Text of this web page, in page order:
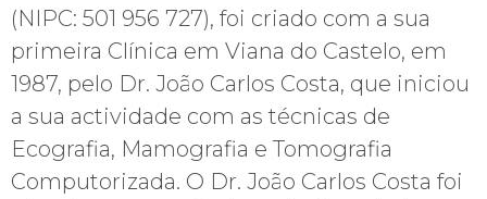
(NIPC: 501 956 727), foi criado com a sua
primeira Clínica em Viana do Castelo, em
1987, pelo Dr. João Carlos Costa, que iniciou
a sua actividade com as técnicas de
Ecografia, Mamografia e Tomografia
Computorizada. O Dr. João Carlos Costa foi